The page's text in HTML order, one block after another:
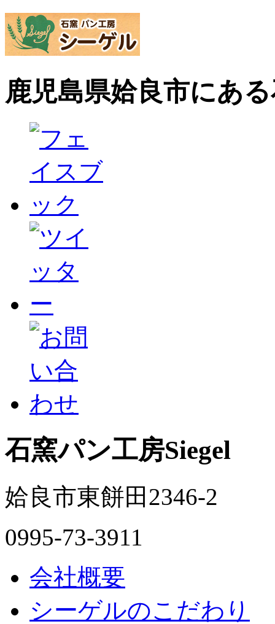
鹿児島県姶良市にあ
石窯パン工房Siegel
姶良市東餅田2346-2
0995-73-3911
会社概要
シーゲルのこだわり